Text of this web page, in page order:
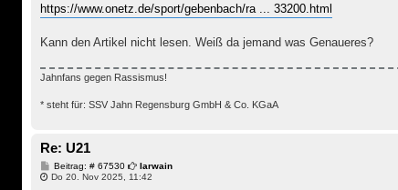
t
r
g
https://www.onetz.de/sport/gebenbach/ra ... 33200.html
Kann den Artikel nicht lesen. Weiß da jemand was Genaueres?
Jahnfans gegen Rassismus!
* steht für: SSV Jahn Regensburg GmbH & Co. KGaA
Re: U21
Beitrag: # 67530B
e
Iarwain
Do 20. Nov 2025, 11:42